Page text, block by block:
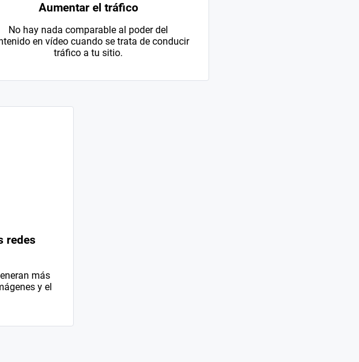
Aumentar el tráfico
No hay nada comparable al poder del
en vídeo cuando se trata de conducir
tráfico a tu sitio.
redes
más
y el